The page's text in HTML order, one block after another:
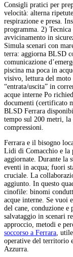
Consigli pratici per
velocità: alterna
respirazione e presa.
programma. 2)
avvicinamento in
Simula scenari con
terra: aggiorna BLSD
comunicazione
piscina ma poca in
visivo, lettura del moto
“entrata/uscita” in
acque interne Po
documenti (certificato
BLSD Ferrara
tempo sul 200 metri, la
compressioni.
Ferrara e il bisogno
Lidi di Comacchio e la
aggiornate. Durante la
eventi in acqua; fuori
cruciale. La
aggiunto. In questo
cinofile: binomi
acque interne. Se vuoi
del cane, conduzione e
salvataggio in scenari
approccio, metodi e
soccorso a Ferrara ,
operative del territorio
Azzurra.